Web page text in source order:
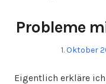
Probleme
Posted
1. Oktober
Eigentlich erkläre